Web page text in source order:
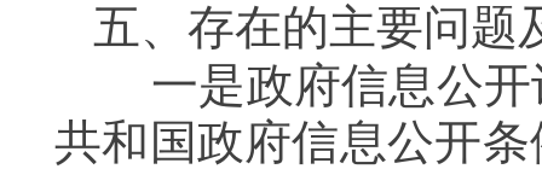
五、 存在的主要问题
一是政府信息公开
共和国政府信息公开